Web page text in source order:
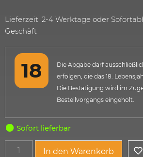
Lieferzeit: 2-4 Werktage oder
Geschäft
Die Abgabe darf
erfolgen, die das 18.
Die Bestätigung wird im
Bestellvorgangs eingeholt.
Sofort lieferbar
In den Warenkorb